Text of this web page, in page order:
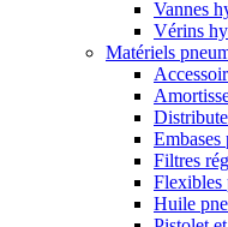
Vannes
Vérins
Matériels
Embases
Filtres
Flexibles
Huile